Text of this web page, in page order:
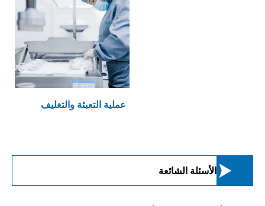
عملية التعبئة والتغليف
 الأسئلة الشائعة